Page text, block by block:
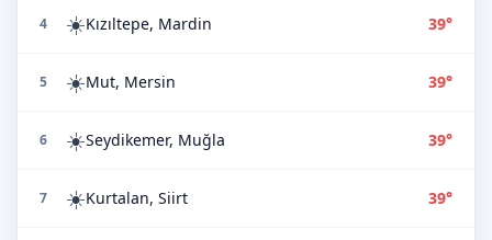
4 ☀️Kızıltepe, Mardin 39°
5 ☀️Mut, Mersin 39°
6 ☀️Seydikemer, Muğla 39°
7 ☀️Kurtalan, Siirt 39°